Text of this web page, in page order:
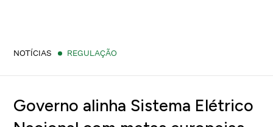
NOTÍCIAS REGULAÇÃO
Governo alinha Sistema Elétrico